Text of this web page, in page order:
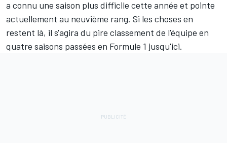
a connu une saison plus difficile cette année et pointe
actuellement au neuvième rang. Si les choses en
restent là, il s'agira du pire classement de l'équipe en
quatre saisons passées en Formule 1 jusqu'ici.